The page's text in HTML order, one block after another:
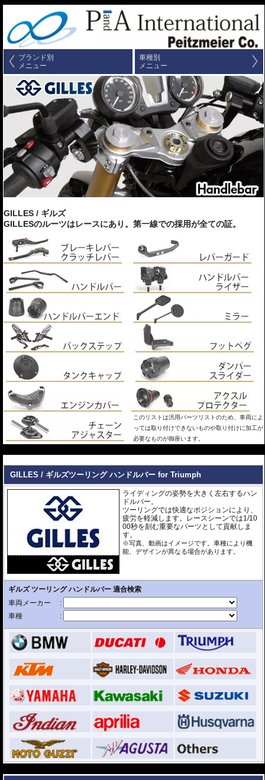
ブランド別
メニュー
車種別
メニュー
GILLES / ギルズ
GILLESのルーツはレースにあり。第一線での採用が全ての証。
このリストは汎用パーツリストのため、車両によ
っては取り付けできないものや取り付けに加工が
必要なものが御座います。
GILLES / ギルズツーリング ハンドルバー for Triumph
ライディングの姿勢を大きく左右するハン
ドルバー。
ツーリングでは快適なポジションにより、
疲労を軽減します。レースシーンでは1/10
00秒を刻む重要なパーツとして貢献しま
す。
※写真、動画はイメージです。車種により機
能、デザインが異なる場合があります。